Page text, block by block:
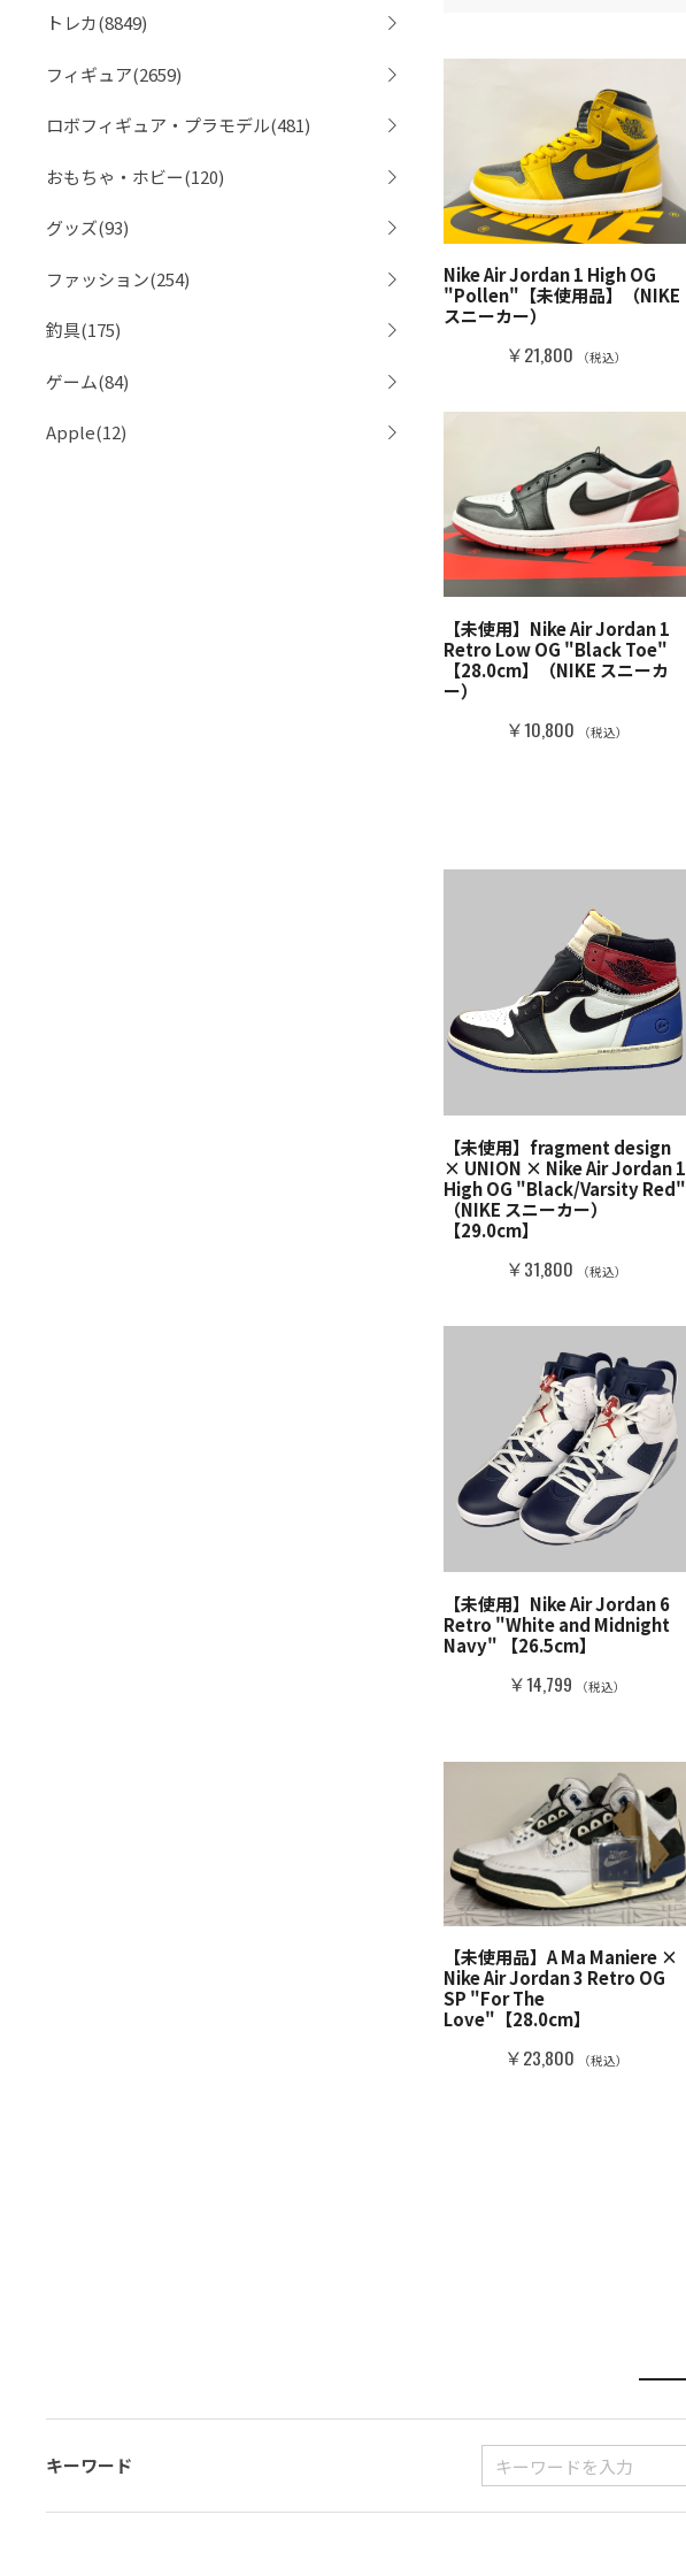
トレカ(8849)
フィギュア(2659)
ロボフィギュア・プラモデル(481)
おもちゃ・ホビー(120)
グッズ(93)
ファッション(254)
釣具(175)
ゲーム(84)
Apple(12)
Nike Air Jordan 1 High OG
"Pollen"【未使用品】（NIKE
スニーカー）
￥21,800 （税込）
【未使用】Nike Air Jordan 1
Retro Low OG "Black Toe"
【28.0cm】（NIKE スニーカ
ー）
￥10,800 （税込）
【未使用】fragment design
× UNION × Nike Air Jordan 1
High OG "Black/Varsity Red"
（NIKE スニーカー）
【29.0cm】
￥31,800 （税込）
【未使用】Nike Air Jordan 6
Retro "White and Midnight
Navy" 【26.5cm】
￥14,799 （税込）
【未使用品】A Ma Maniere ×
Nike Air Jordan 3 Retro OG
SP "For The
Love"【28.0cm】
￥23,800 （税込）
キーワード